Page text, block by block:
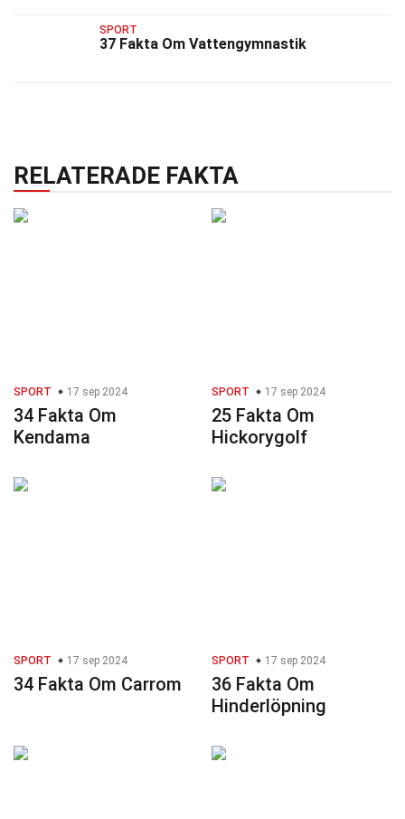
SPORT
37 Fakta Om Vattengymnastik
RELATERADE FAKTA
SPORT 17 sep 2024
34 Fakta Om
Kendama
SPORT 17 sep 2024
25 Fakta Om
Hickorygolf
SPORT 17 sep 2024
34 Fakta Om Carrom
SPORT 17 sep 2024
36 Fakta Om
Hinderlöpning